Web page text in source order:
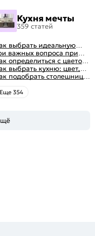
Кухня мечты
359 статей
выбрать идеальную
для кухни
важных вопроса при
кухни: готовка,
комфорт
определиться с цветом
светлые, темные,
выбрать кухню: цвет,
аксессуары
подобрать столешницу
кухни по цвету
Eще 354